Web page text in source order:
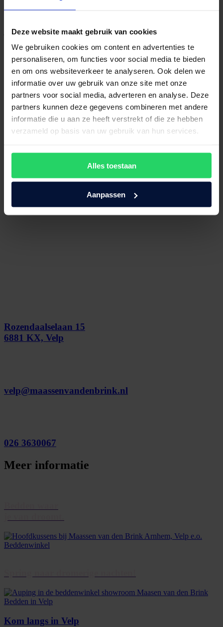
Deze website maakt gebruik van cookies
We gebruiken cookies om content en advertenties te
personaliseren, om functies voor social media te bieden
en om ons websiteverkeer te analyseren. Ook delen we
informatie over uw gebruik van onze site met onze
partners voor social media, adverteren en analyse. Deze
partners kunnen deze gegevens combineren met andere
informatie die u aan ze heeft verstrekt of die ze hebben
verzameld op basis van uw gebruik van hun services.
Alles toestaan
Aanpassen
ontdekken? Kom langs bij Maassen van den Brink in Velp, dichtbij
jouw ideale bed. Neem contact met ons op of plan een afspraak en
Maak een afspraak!
Bezoek onze showroom!
Rozendaalselaan 15
6881 KX, Velp
velp@maassenvandenbrink.nl
026 3630067
Meer informatie
Kom langs in Velp